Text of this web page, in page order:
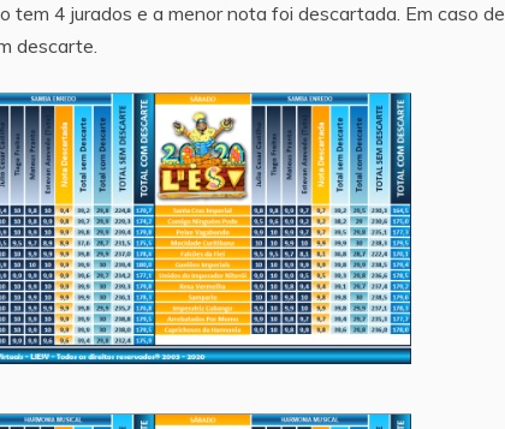
tem 4 jurados e a menor nota foi descartada. Em caso de
descarte.